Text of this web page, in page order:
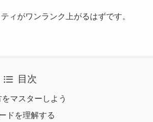
ィがワンランク上がるはずです。
目次
マスターしよう
ドを理解する